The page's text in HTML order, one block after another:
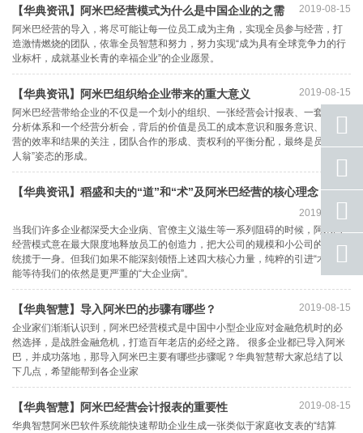
​【华典资讯】阿米巴经营模式为什么是中国企业的之需
2019-08-15
阿米巴经营的导入，将尽可能让每一位员工成为主角，实现全员参与经营，打
造激情燃烧的团队，依靠全员智慧和努力，努力实现“成为具有全球竞争力的行
业标杆，成就基业长青的幸福企业”的企业愿景。
【华典资讯】阿米巴组织给企业带来的重大意义
2019-08-15
阿米巴经营带给企业的不仅是一个划小的组织、一张经营会计报表、一套业绩
分析体系和一个经营分析会，背后的价值是员工的成本意识和服务意识、对运
营的效率和结果的关注，团队合作的形成、责权利的平衡分配，最终是员工“主
人翁”姿态的形成。
【华典资讯】稻盛和夫的“道”和“术”及阿米巴经营的核心理念
2019-08-15
当我们许多企业都深受大企业病、官僚主义滋生等一系列阻碍的时候，阿米巴
经营模式意在最大限度地释放员工的创造力，把大公司的规模和小公司的好处
统揽于一身。但我们如果不能深刻领悟上述四大核心力量，纯粹的引进“术”，可
能等待我们的依然是更严重的“大企业病”。
【华典智慧】导入阿米巴的步骤有哪些？
2019-08-15
企业家们渐渐认识到，阿米巴经营模式是中国中小型企业应对金融危机时的必
然选择，是战胜金融危机，打造百年老店的必经之路。 很多企业都已导入阿米
巴，并成功落地，那导入阿米巴主要有哪些步骤呢？华典智慧帮大家总结了以
下几点，希望能帮到各企业家
【华典智慧】阿米巴经营会计报表的重要性
2019-08-15
华典智慧阿米巴软件系统能快速帮助企业生成一张类似于家庭收支表的“结算
座机
号码
手机
号码
qq
联系
返回
顶部